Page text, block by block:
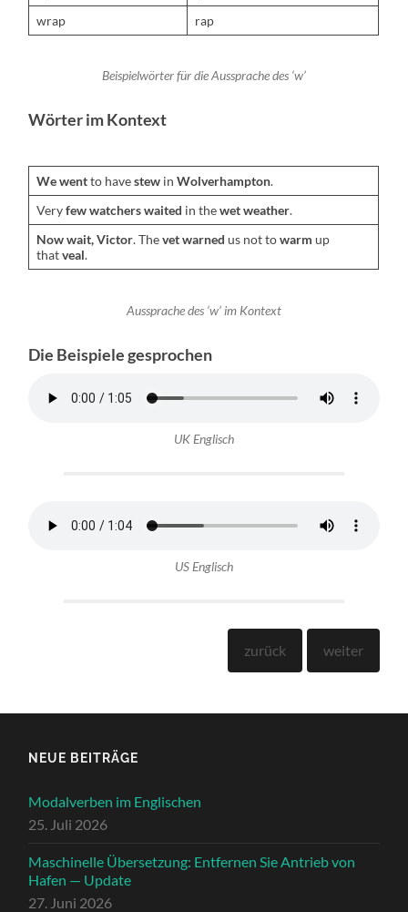
wrap
rap
Beispiel­wörter für die Aussprache des ‘w’
Wörter im Kontext
We wentto havestewin Wolver­hamp­ton.
Veryfew watch­ers wait­ed in thewet weath­er.
Now wait, Vic­tor. Thevet warned us not towarm up
thatveal.
Aussprache des ‘w’ im Kon­text
Die Beispiele gesprochen
UK Englisch
US Englisch
zurück weit­er
NEUE BEITRÄGE
Modalverben im Englischen
25. Juli 2026
Maschinelle Übersetzung: Entfernen Sie Antrieb von
Hafen — Update
27. Juni 2026